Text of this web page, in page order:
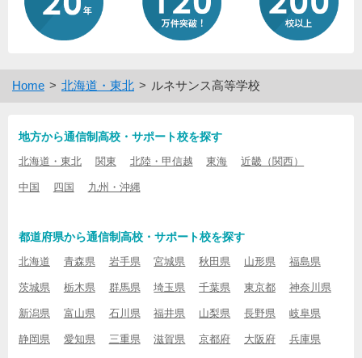
Home 北海道・東北 ルネサンス高等学校
地方から通信制高校・サポート校を探す
北海道・東北 関東 北陸・甲信越 東海 近畿（関西）
中国 四国 九州・沖縄
都道府県から通信制高校・サポート校を探す
北海道 青森県 岩手県 宮城県 秋田県 山形県 福島県
茨城県 栃木県 群馬県 埼玉県 千葉県 東京都 神奈川県
新潟県 富山県 石川県 福井県 山梨県 長野県 岐阜県
静岡県 愛知県 三重県 滋賀県 京都府 大阪府 兵庫県